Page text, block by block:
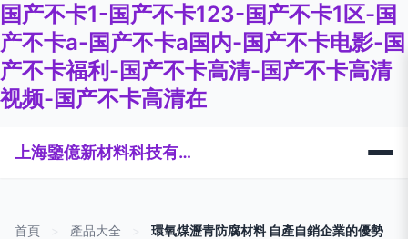
国产不卡1-国产不卡123-国产不卡1区-国
产不卡a-国产不卡a国内-国产不卡电影-国
产不卡福利-国产不卡高清-国产不卡高清
视频-国产不卡高清在
上海鑒億新材料科技有限公司
首頁 產品大全
環氧煤瀝青防腐材料 自產自銷企業的優勢